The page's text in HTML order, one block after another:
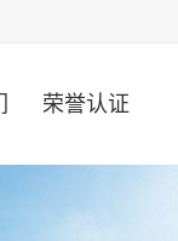
荣誉认证